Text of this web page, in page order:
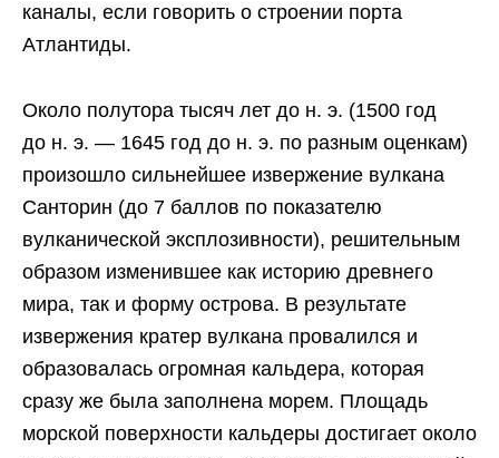
каналы, если говорить о строении порта
Атлантиды.
Около полутора тысяч лет до н. э. (1500 год
до н. э. — 1645 год до н. э. по разным оценкам)
произошло сильнейшее извержение вулкана
Санторин (до 7 баллов по показателю
вулканической эксплозивности), решительным
образом изменившее как историю древнего
мира, так и форму острова. В результате
извержения кратер вулкана провалился и
образовалась огромная кальдера, которая
сразу же была заполнена морем. Площадь
морской поверхности кальдеры достигает около